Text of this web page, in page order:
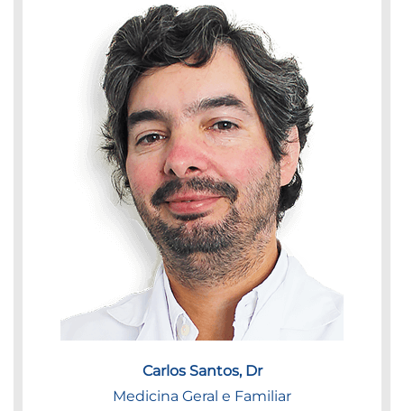
Carlos Santos, Dr
Medicina Geral e Familiar